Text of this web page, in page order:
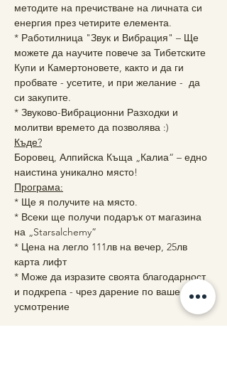
методите на пречистване на личната си
енергия през четирите елемента.
* Работилница "Звук и Вибрация" – Ще
можете да научите повече за Тибетските
Купи и Камертоновете, както и да ги
пробвате - усетите, и при желание -  да
си закупите.
* Звуково-Вибрационни Разходки и
молитви времето да позволява :)
Къде?
Боровец, Алпийска Къща „Калиа“ – едно
наистина уникално място!
Програма:
* Ще я получите на място.
* Всеки ще получи подарък от магазина
на „Starsalchemy”
* Цена на легло 111лв на вечер, 25лв
карта лифт
* Може да изразите своята благодарност
и подкрепа - чрез дарение по ваше
усмотрение